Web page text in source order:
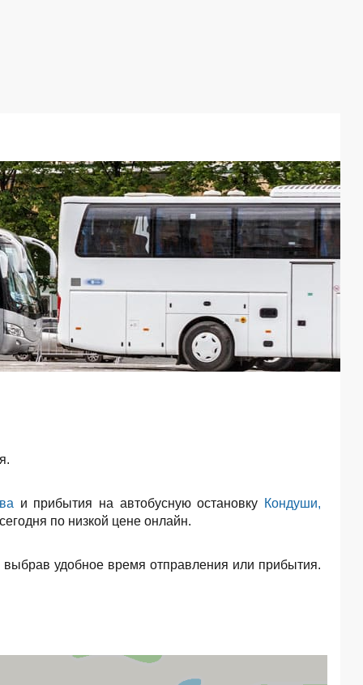
и прибытия на автобусную остановку Кондуши,
по низкой цене онлайн.
удобное время отправления или прибытия.